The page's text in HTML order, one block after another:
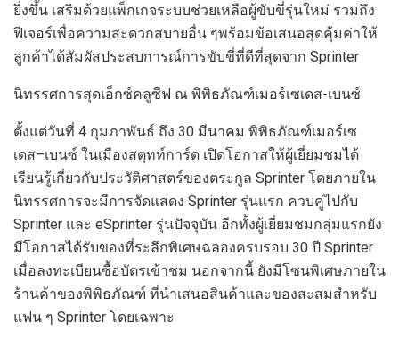
ยิ่งขึ้น เสริมด้วยแพ็กเกจระบบช่วยเหลือผู้ขับขี่รุ่นใหม่ รวมถึง
ฟีเจอร์เพื่อความสะดวกสบายอื่น ๆพร้อมข้อเสนอสุดคุ้มค่าให้
ลูกค้าได้สัมผัสประสบการณ์การขับขี่ที่ดีที่สุดจาก Sprinter
นิทรรศการสุดเอ็กซ์คลูซีฟ ณ พิพิธภัณฑ์เมอร์เซเดส-เบนซ์
ตั้งแต่วันที่ 4 กุมภาพันธ์ ถึง 30 มีนาคม พิพิธภัณฑ์เมอร์เซ
เดส–เบนซ์ ในเมืองสตุทท์การ์ด เปิดโอกาสให้ผู้เยี่ยมชมได้
เรียนรู้เกี่ยวกับประวัติศาสตร์ของตระกูล Sprinter โดยภายใน
นิทรรศการจะมีการจัดแสดง Sprinter รุ่นแรก ควบคู่ไปกับ
Sprinter และ eSprinter รุ่นปัจจุบัน อีกทั้งผู้เยี่ยมชมกลุ่มแรกยัง
มีโอกาสได้รับของที่ระลึกพิเศษฉลองครบรอบ 30 ปี Sprinter
เมื่อลงทะเบียนซื้อบัตรเข้าชม นอกจากนี้ ยังมีโซนพิเศษภายใน
ร้านค้าของพิพิธภัณฑ์ ที่นำเสนอสินค้าและของสะสมสำหรับ
แฟน ๆ Sprinter โดยเฉพาะ